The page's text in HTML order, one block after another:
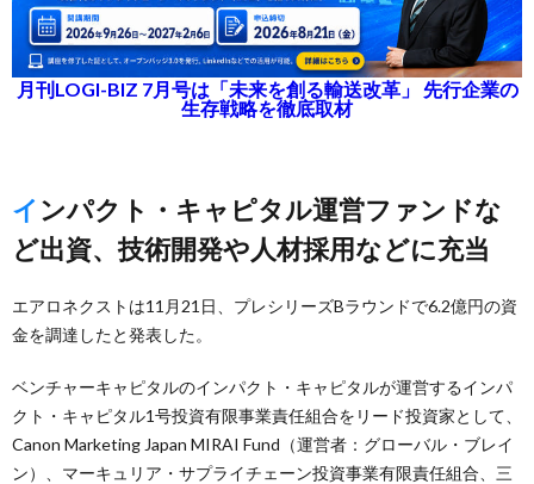
月刊LOGI-BIZ 7月号は「未来を創る輸送改革」 先行企業の
生存戦略を徹底取材
インパクト・キャピタル運営ファンドな
ど出資、技術開発や人材採用などに充当
エアロネクストは11月21日、プレシリーズBラウンドで6.2億円の資
金を調達したと発表した。
ベンチャーキャピタルのインパクト・キャピタルが運営するインパ
クト・キャピタル1号投資有限事業責任組合をリード投資家として、
Canon Marketing Japan MIRAI Fund（運営者：グローバル・ブレイ
ン）、マーキュリア・サプライチェーン投資事業有限責任組合、三